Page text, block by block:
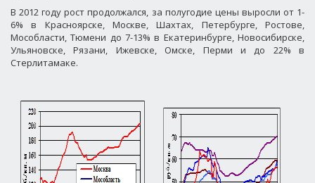
В 2012 году рост продолжался, за полугодие цены выросли от 1-
6% в Красноярске, Москве, Шахтах, Петербурге, Ростове,
Мособласти, Тюмени до 7-13% в Екатеринбурге, Новосибирске,
Ульяновске, Рязани, Ижевске, Омске, Перми и до 22% в
Стерлитамаке.